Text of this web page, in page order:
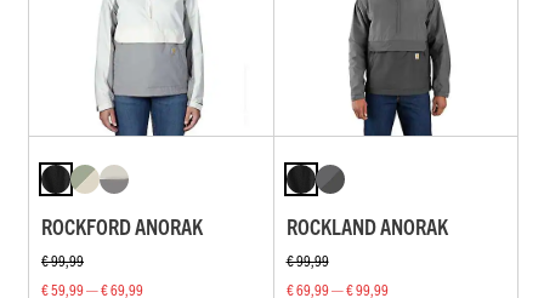
ROCKFORD ANORAK
€ 99,99
€ 59,99 — € 69,99
ROCKLAND ANORAK
€ 99,99
€ 69,99 — € 99,99